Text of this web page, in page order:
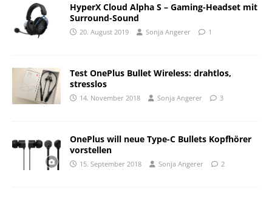
HyperX Cloud Alpha S – Gaming-Headset mit
Surround-Sound
20. August 2019 Sonja Angerer 1
Test OnePlus Bullet Wireless: drahtlos,
stresslos
14. November 2018 Sonja Angerer 3
OnePlus will neue Type-C Bullets Kopfhörer
vorstellen
15. September 2018 Sonja Angerer 2